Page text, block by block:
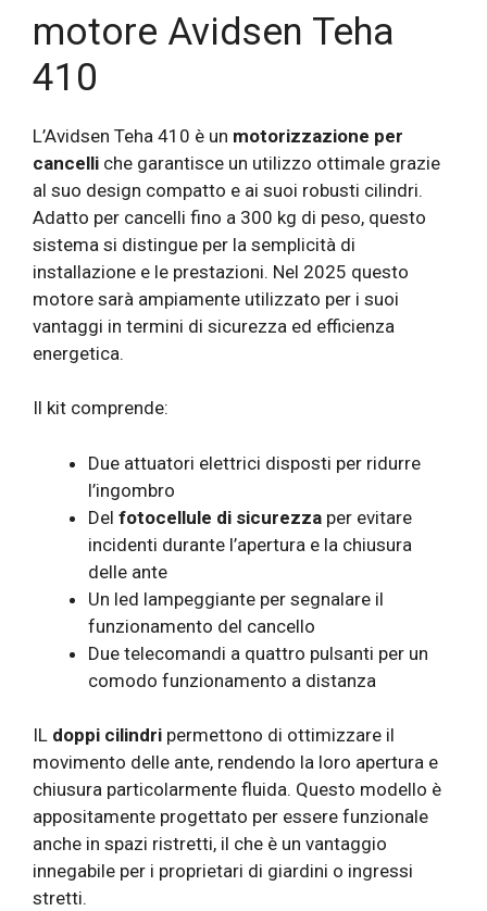
motore Avidsen Teha
410
L’Avidsen Teha 410 è un motorizzazione per
cancelli che garantisce un utilizzo ottimale grazie
al suo design compatto e ai suoi robusti cilindri.
Adatto per cancelli fino a 300 kg di peso, questo
sistema si distingue per la semplicità di
installazione e le prestazioni. Nel 2025 questo
motore sarà ampiamente utilizzato per i suoi
vantaggi in termini di sicurezza ed efficienza
energetica.
Il kit comprende:
Due attuatori elettrici disposti per ridurre
l’ingombro
Del fotocellule di sicurezza per evitare
incidenti durante l’apertura e la chiusura
delle ante
Un led lampeggiante per segnalare il
funzionamento del cancello
Due telecomandi a quattro pulsanti per un
comodo funzionamento a distanza
IL doppi cilindri permettono di ottimizzare il
movimento delle ante, rendendo la loro apertura e
chiusura particolarmente fluida. Questo modello è
appositamente progettato per essere funzionale
anche in spazi ristretti, il che è un vantaggio
innegabile per i proprietari di giardini o ingressi
stretti.